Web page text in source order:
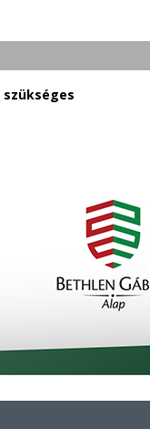
szükséges